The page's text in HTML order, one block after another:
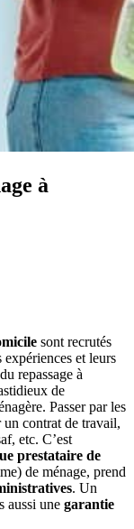
à
sont recrutés
et leurs
repassage à
de
Passer par les
un contrat de travail,
etc. C’est
prestataire de
de ménage, prend
. Un
aussi une garantie